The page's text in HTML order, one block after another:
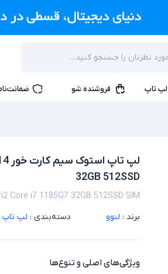
تاپ فروشنده شو
32GB 512SSD
Core i7 1185G7 32GB 512SSD SIM
برند : لنوو دسته‌بندی : لپ تاپ
ویژگی‌های اصلی و تنوع‌ها